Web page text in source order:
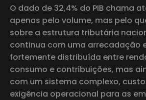
O dado de 32,4% do PIB chama
apenas pelo volume, mas pelo
sobre a estrutura tributária
continua com uma arrecadação
fortemente distribuída entre
consumo e contribuições, mas
com um sistema complexo,
exigência operacional para as